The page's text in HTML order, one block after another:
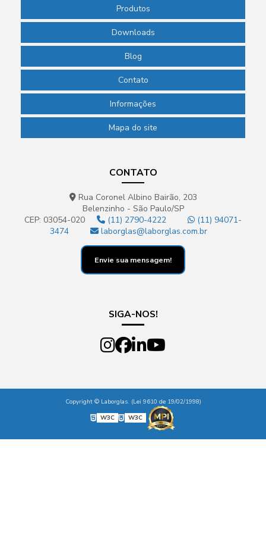
Produtos
Downloads
Blog
Contato
Informações
Mapa do site
CONTATO
Rua Coronel Albino Bairão, 203
Belenzinho - São Paulo/SP
CEP: 03054-020
(11) 2790-4222
(11) 94071-
3474
laborglas@laborglas.com.br
Envie sua mensagem!
SIGA-NOS!
Copyright © Laborglas. (Lei 9610 de 19/02/1998)
W3C
W3C